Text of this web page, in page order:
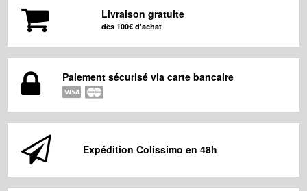
Livraison gratuite
dès 100€ d'achat
Paiement sécurisé via carte bancaire
Expédition Colissimo en 48h